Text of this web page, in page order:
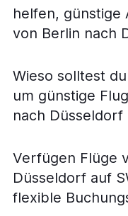
Flüge von Nürnberg
Flüge von Köln nach
Flüge von Weeze,
Flüge von Berlin nach
Flüge von Frankfurt
Flüge von Hamburg
helfen, günstige
von Berlin nach
Wieso solltest
um günstige
nach Düsseldorf
Verfügen Flüge
Düsseldorf auf
flexible